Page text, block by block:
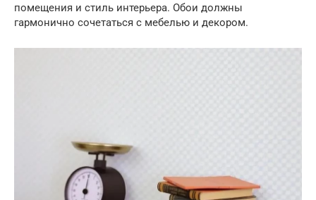
помещения и стиль интерьера. Обои должны
гармонично сочетаться с мебелью и декором.